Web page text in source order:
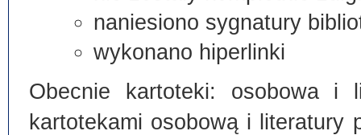
naniesiono sygnatury
wykonano hiperlinki
Obecnie kartoteki: osobowa i
kartotekami osobową i literatury